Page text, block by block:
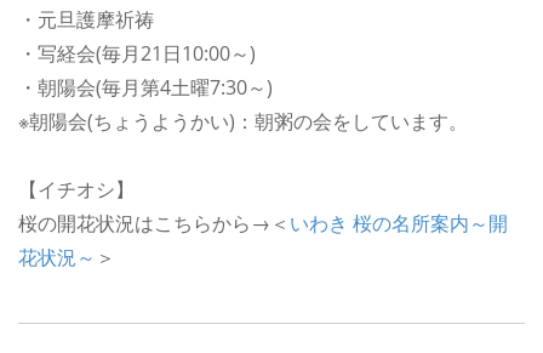
・元旦護摩祈祷
・写経会(毎月21日10:00～)
・朝陽会(毎月第4土曜7:30～)
※朝陽会(ちょうようかい)：朝粥の会をしています。
【イチオシ】
桜の開花状況はこちらから→＜ いわき 桜の名所案内～開
花状況～ ＞